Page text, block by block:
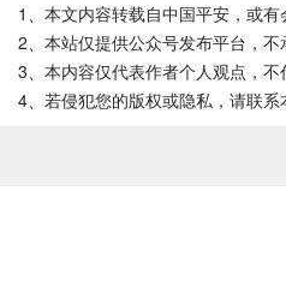
1、本文内容转载自中国平安，或
2、本站仅提供公众号发布平台，不
3、本内容仅代表作者个人观点，
4、若侵犯您的版权或隐私，请联系